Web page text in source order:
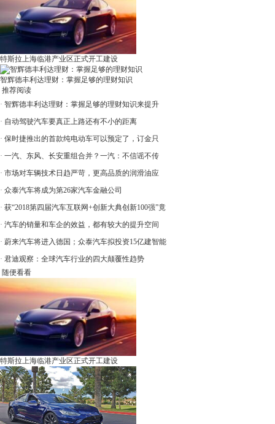
特斯拉上海临港产业区正式开工建设
智辉德丰利达理财：掌握足够的理财知识
推荐阅读
· 智辉德丰利达理财：掌握足够的理财知识来提升
· 自动驾驶汽车要真正上路还有不小的距离
· 保时捷推出的首款纯电动车可以预定了，订金只
· 一汽、东风、长安重组合并？一汽：不信谣不传
· 市场对车辆技术日趋严苛，更高品质的润滑油应
· 众泰汽车将成为第26家汽车金融公司
· 获“2018第四届汽车互联网+创新大典创新100强”竟
· 汽车的销量和车企的效益，都有较大的提升空间
· 蔚来汽车将进入德国；众泰汽车拟投资15亿建智能
· 君迪观察：全球汽车行业的四大颠覆性趋势
随便看看
特斯拉上海临港产业区正式开工建设